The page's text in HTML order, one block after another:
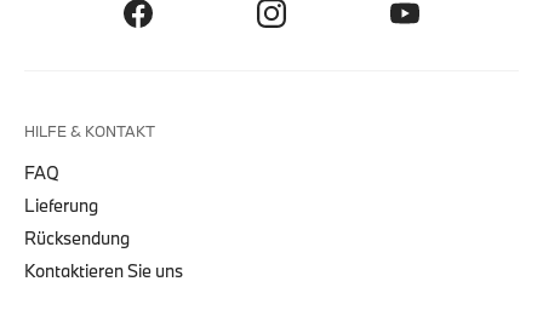
HILFE & KONTAKT
FAQ
Lieferung
Rücksendung
Kontaktieren Sie uns